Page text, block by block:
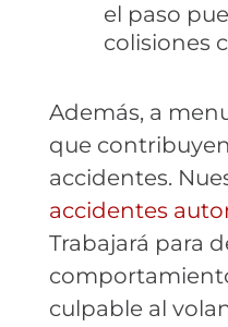
el paso
colisiones
Además, a
que
accidentes.
accidentes
Trabajará para
culpable al